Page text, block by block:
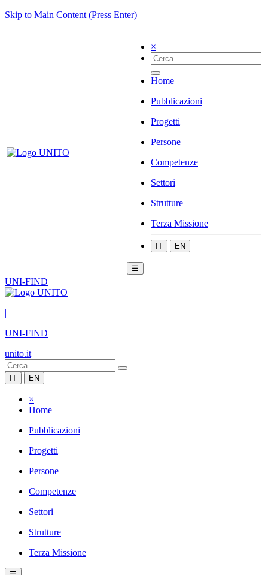
Skip to Main Content (Press Enter)
×
Home
Pubblicazioni
Progetti
Persone
Competenze
Settori
Strutture
Terza Missione
IT EN
☰
UNI-FIND
|
UNI-FIND
unito.it
IT EN
×
Home
Pubblicazioni
Progetti
Persone
Competenze
Settori
Strutture
Terza Missione